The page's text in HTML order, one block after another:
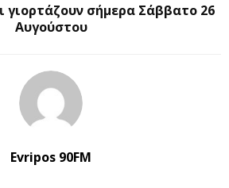
γιορτάζουν σήμερα Σάββατο 26
Αυγούστου
Evripos 90FM